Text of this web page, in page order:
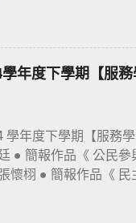
間團體的持續支持
的制度，而制度需
次舉辦公聽會、研
例草案》則是促進
年宣告 201...
議譯文稿」遲至 5
言內容的份量龐大
接著，陳銘彬公布
蓁、郭建盟、陳玫
加分。此外，本會
議員舉辦共 32 場公
各種呼應現實的議
總分皆低於 50 分
年度下學期【服
學年度下學期【服務
● 簡報作品《 公民
懷栩 ● 簡報作品《 民